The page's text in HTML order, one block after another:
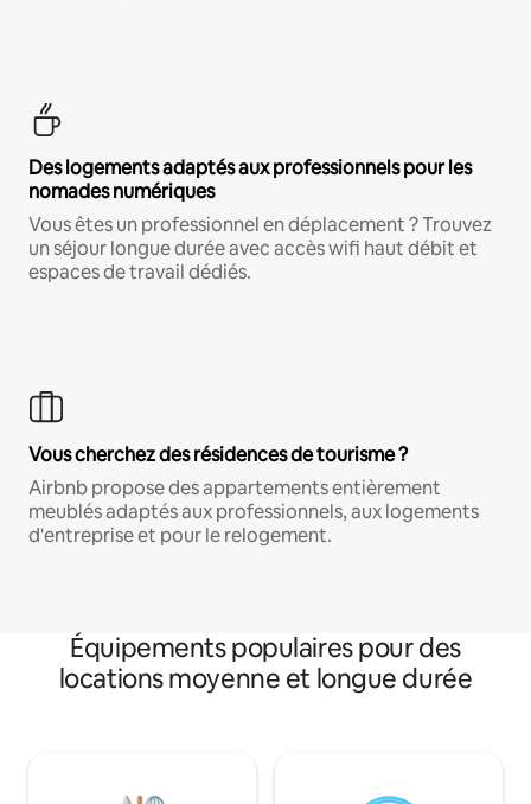
Des logements adaptés aux professionnels pour les
nomades numériques
Vous êtes un professionnel en déplacement ? Trouvez
un séjour longue durée avec accès wifi haut débit et
espaces de travail dédiés.
Vous cherchez des résidences de tourisme ?
Airbnb propose des appartements entièrement
meublés adaptés aux professionnels, aux logements
d'entreprise et pour le relogement.
Équipements populaires pour des
locations moyenne et longue durée